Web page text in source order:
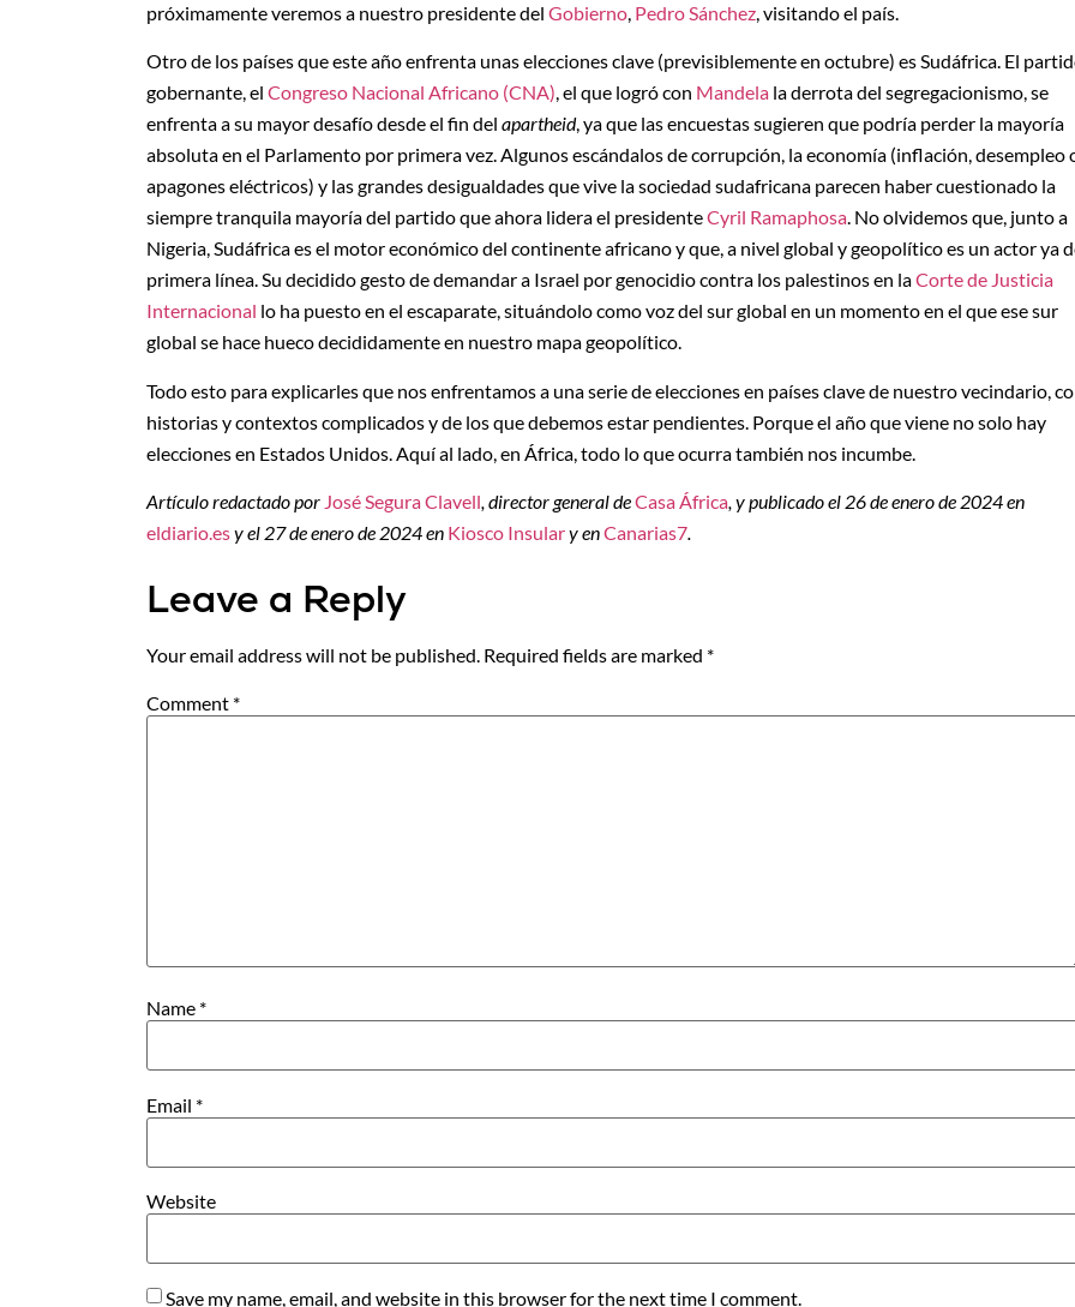
próximamente veremos a nuestro presidente del Gobierno, Pedro Sánchez, visitando el país.
Otro de los países que este año enfrenta unas elecciones clave (previsiblemente en octubre) es Sudáfrica. El
gobernante, el Congreso Nacional Africano (CNA), el que logró con Mandela la derrota del segregacionismo, se
enfrenta a su mayor desafío desde el fin del apartheid, ya que las encuestas sugieren que podría perder la mayoría
absoluta en el Parlamento por primera vez. Algunos escándalos de corrupción, la economía (inflación, desempleo
apagones eléctricos) y las grandes desigualdades que vive la sociedad sudafricana parecen haber cuestionado la
siempre tranquila mayoría del partido que ahora lidera el presidenteCyril Ramaphosa. No olvidemos que, junto a
Nigeria, Sudáfrica es el motor económico del continente africano y que, a nivel global y geopolítico es un actor ya
primera línea. Su decidido gesto de demandar a Israel por genocidio contra los palestinos en laCorte de Justicia
Internacional lo ha puesto en el escaparate, situándolo como voz del sur global en un momento en el que ese sur
global se hace hueco decididamente en nuestro mapa geopolítico.
Todo esto para explicarles que nos enfrentamos a una serie de elecciones en países clave de nuestro vecindario,
historias y contextos complicados y de los que debemos estar pendientes. Porque el año que viene no solo hay
elecciones en Estados Unidos. Aquí al lado, en África, todo lo que ocurra también nos incumbe.
Artículo redactado por José Segura Clavell, director general deCasa África, y publicado el 26 de enero de 2024 en
eldiario.esy el 27 de enero de 2024 en Kiosco Insulary enCanarias7.
Leave a Reply
Your email address will not be published. Required fields are marked *
Comment *
Name *
Email *
Website
Save my name, email, and website in this browser for the next time I comment.